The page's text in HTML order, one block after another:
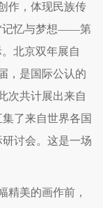
作，体现民族传
记忆与梦想――第
北京双年展自
，是国际公认的
次共计展出来自
了来自世界各国
讨会。这是一场
精美的画作前，